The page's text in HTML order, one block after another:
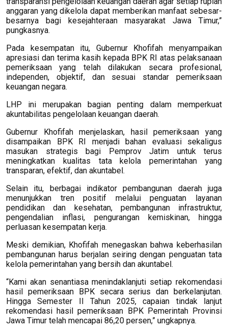
anggaran yang dikelola dapat memberikan manfaat sebesar-
besarnya bagi kesejahteraan masyarakat Jawa Timur,”
pungkasnya.
Pada kesempatan itu, Gubernur Khofifah menyampaikan
apresiasi dan terima kasih kepada BPK RI atas pelaksanaan
pemeriksaan yang telah dilakukan secara profesional,
independen, objektif, dan sesuai standar pemeriksaan
keuangan negara.
LHP ini merupakan bagian penting dalam memperkuat
akuntabilitas pengelolaan keuangan daerah.
Gubernur Khofifah menjelaskan, hasil pemeriksaan yang
disampaikan BPK RI menjadi bahan evaluasi sekaligus
masukan strategis bagi Pemprov Jatim untuk terus
meningkatkan kualitas tata kelola pemerintahan yang
transparan, efektif, dan akuntabel.
Selain itu, berbagai indikator pembangunan daerah juga
menunjukkan tren positif melalui penguatan layanan
pendidikan dan kesehatan, pembangunan infrastruktur,
pengendalian inflasi, pengurangan kemiskinan, hingga
perluasan kesempatan kerja.
Meski demikian, Khofifah menegaskan bahwa keberhasilan
pembangunan harus berjalan seiring dengan penguatan tata
kelola pemerintahan yang bersih dan akuntabel.
“Kami akan senantiasa menindaklanjuti setiap rekomendasi
hasil pemeriksaan BPK secara serius dan berkelanjutan.
Hingga Semester II Tahun 2025, capaian tindak lanjut
rekomendasi hasil pemeriksaan BPK Pemerintah Provinsi
Jawa Timur telah mencapai 86,20 persen,” ungkapnya.